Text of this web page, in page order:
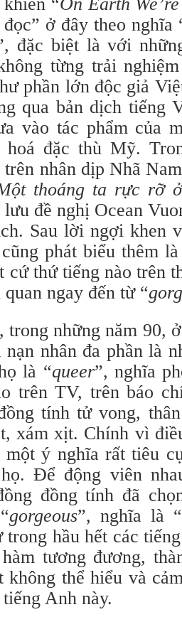
ở đây theo nghĩa
đặc biệt là với
từng trải
phần lớn độc giả
qua bản dịch tiếng
vào tác phẩm của
hoá đặc thù Mỹ.
nhân dịp Nhã
thoáng ta rực rỡ
đề nghị Ocean
Sau lời ngợi khen
phát biểu thêm
cứ thứ tiếng nào trên
ngay đến từ “
những năm 90,
nhân đa phần là
là “queer”, nghĩa
trên TV, trên báo
tính tử vong,
xám xịt. Chính vì
một ý nghĩa rất tiêu
Để động viên
đồng tính đã
gorgeous”, nghĩa là
trong hầu hết các
tương đương,
không thể hiểu và
Anh này.